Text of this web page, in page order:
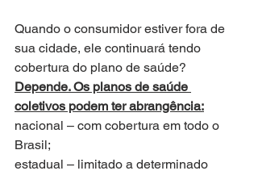
Quando o consumidor estiver fora de
sua cidade, ele continuará tendo
cobertura do plano de saúde?
Depende. Os planos de saúde
coletivos podem ter abrangência:
nacional – com cobertura em todo o
Brasil;
estadual – limitado a determinado